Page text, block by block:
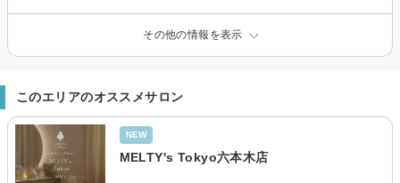
その他の情報を表示
このエリアのオススメサロン
NEW
MELTY's Tokyo六本木店